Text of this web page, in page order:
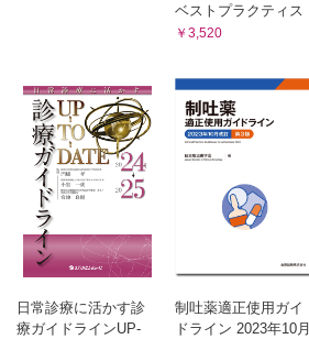
おわりに 加古誠人
ベストプラクティス
￥3,520
日常診療に活かす診
療ガイドラインUP-
制吐薬適正使用ガイ
ドライン 2023年10月